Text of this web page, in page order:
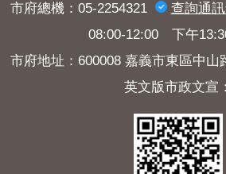
市府總機：05-2254321
查詢​通
08:00-12:00 下午
市府地址：600008 嘉義市東區中山
英文版市政文宣：